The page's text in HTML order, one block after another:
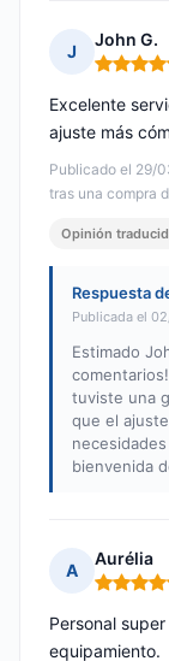
J
John G.
Nota: 5
Publicado el 29/
tras una compra
Excelente
ajuste más
Opinión
Respuesta
Publicada el
Estimado
tuviste una
que el
bienvenida
A
Aurélia
Nota: 5
Personal
equipamiento.